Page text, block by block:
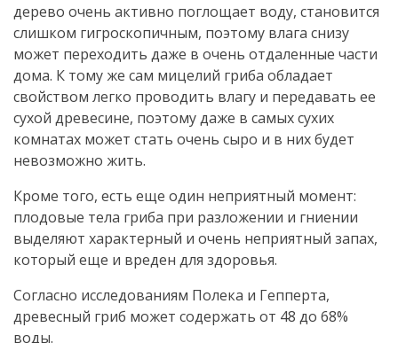
дерево очень активно поглощает воду, становится
слишком гигроскопичным, поэтому влага снизу
может переходить даже в очень отдаленные части
дома. К тому же сам мицелий гриба обладает
свойством легко проводить влагу и передавать ее
сухой древесине, поэтому даже в самых сухих
комнатах может стать очень сыро и в них будет
невозможно жить.
Кроме того, есть еще один неприятный момент:
плодовые тела гриба при разложении и гниении
выделяют характерный и очень неприятный запах,
который еще и вреден для здоровья.
Согласно исследованиям Полека и Гепперта,
древесный гриб может содержать от 48 до 68%
воды.